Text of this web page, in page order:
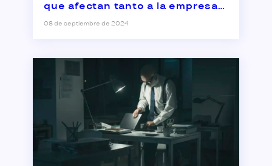
que afectan tanto a la empresa
como a la plantilla
08 de septiembre de 2024